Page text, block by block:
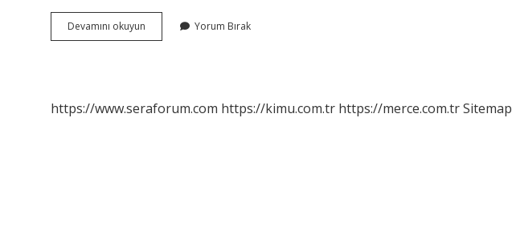
Devamını okuyun
Ne
Yorum Bırak
https://www.seraforum.com https://kimu.com.tr https://merce.com.trSitemap